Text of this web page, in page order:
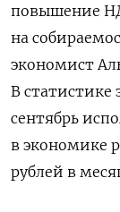
повышение
на
экономист
В статистике
сентябрь
в экономике
рублей в